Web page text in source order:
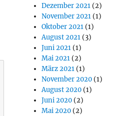
Dezember 2021 (2)
November 2021 (1)
Oktober 2021 (1)
August 2021 (3)
Juni 2021 (1)
Mai 2021 (2)
März 2021 (1)
November 2020 (1)
August 2020 (1)
Juni 2020 (2)
Mai 2020 (2)